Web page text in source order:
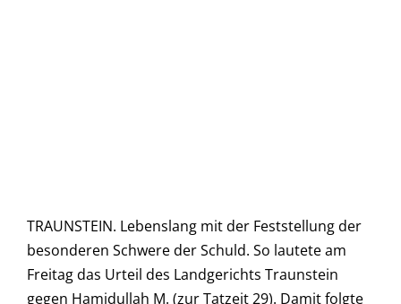
TRAUNSTEIN. Lebenslang mit der Feststellung der
besonderen Schwere der Schuld. So lautete am
Freitag das Urteil des Landgerichts Traunstein
gegen Hamidullah M. (zur Tatzeit 29). Damit folgte